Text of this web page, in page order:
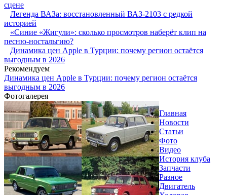
сцене
Легенда ВАЗа: восстановленный ВАЗ-2103 с редкой
историей
«Синие «Жигули»: сколько просмотров наберёт клип на
песню-ностальгию?
Динамика цен Apple в Турции: почему регион остаётся
выгодным в 2026
Рекомендуем
Динамика цен Apple в Турции: почему регион остаётся
выгодным в 2026
Фотогалерея
Главная
Новости
Статьи
Фото
Видео
История клуба
Запчасти
Разное
Двигатель